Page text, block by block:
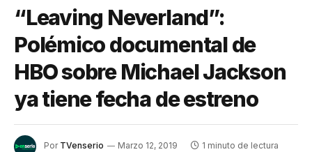
“Leaving Neverland”:
Polémico documental de
HBO sobre Michael Jackson
ya tiene fecha de estreno
Por TVenserio Marzo 12, 2019 1 minuto de lectura